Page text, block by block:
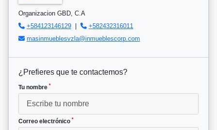
Organizacion GBD, C.A
+584123146129 |
+582432316011
masinmueblesvzla@inmueblescorp.com
¿Prefieres que te contactemos?
Tu nombre *
Correo electrónico *